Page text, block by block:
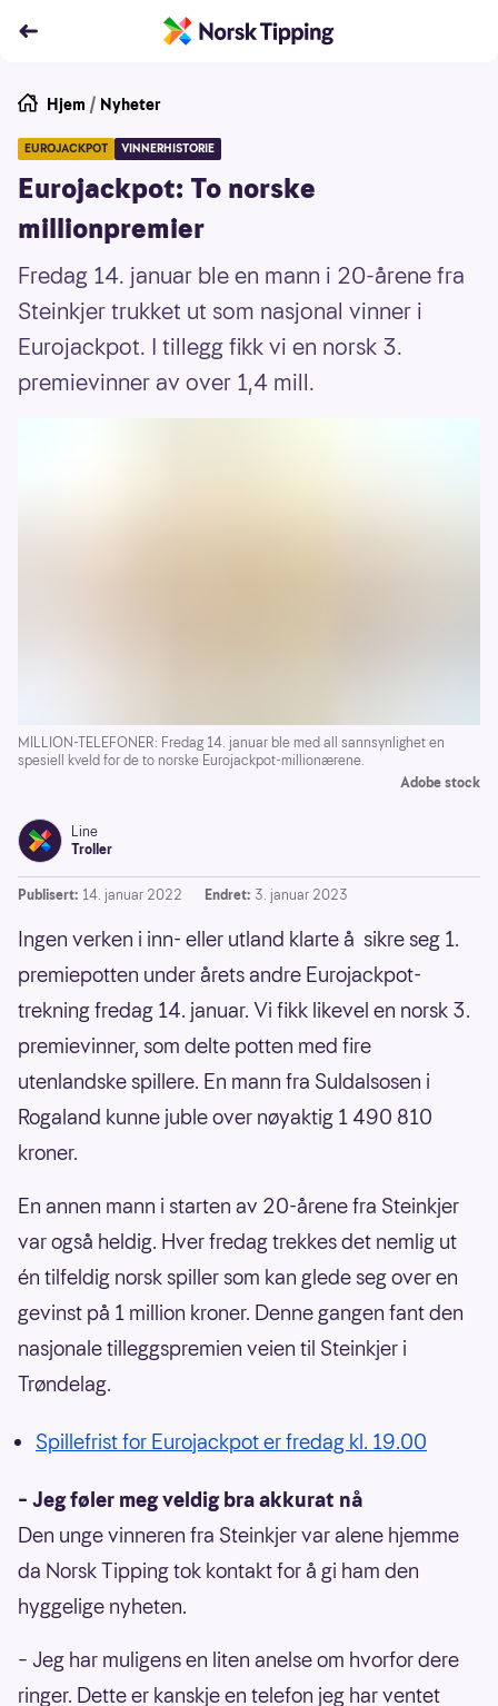
Hjem / Nyheter
EUROJACKPOT VINNERHISTORIE
Eurojackpot: To norske
millionpremier
Fredag 14. januar ble en mann i 20-årene fra
Steinkjer trukket ut som nasjonal vinner i
Eurojackpot. I tillegg fikk vi en norsk 3.
premievinner av over 1,4 mill.
MILLION-TELEFONER: Fredag 14. januar ble med all sannsynlighet en
spesiell kveld for de to norske Eurojackpot-millionærene.
Adobe stock
Line
Troller
Publisert: 14. januar 2022 Endret: 3. januar 2023
Ingen verken i inn- eller utland klarte å sikre seg 1.
premiepotten under årets andre Eurojackpot-
trekning fredag 14. januar. Vi fikk likevel en norsk 3.
premievinner, som delte potten med fire
utenlandske spillere. En mann fra Suldalsosen i
Rogaland kunne juble over nøyaktig 1 490 810
kroner.
En annen mann i starten av 20-årene fra Steinkjer
var også heldig. Hver fredag trekkes det nemlig ut
én tilfeldig norsk spiller som kan glede seg over en
gevinst på 1 million kroner. Denne gangen fant den
nasjonale tilleggspremien veien til Steinkjer i
Trøndelag.
Spillefrist for Eurojackpot er fredag kl. 19.00
– Jeg føler meg veldig bra akkurat nå
Den unge vinneren fra Steinkjer var alene hjemme
da Norsk Tipping tok kontakt for å gi ham den
hyggelige nyheten.
– Jeg har muligens en liten anelse om hvorfor dere
ringer. Dette er kanskje en telefon jeg har ventet